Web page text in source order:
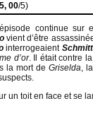
5, 00/5)
continue sur
vient d’être
interrogeaient Schmitt
d’or. Il était contre
la mort de Griselda,
un toit en face et se